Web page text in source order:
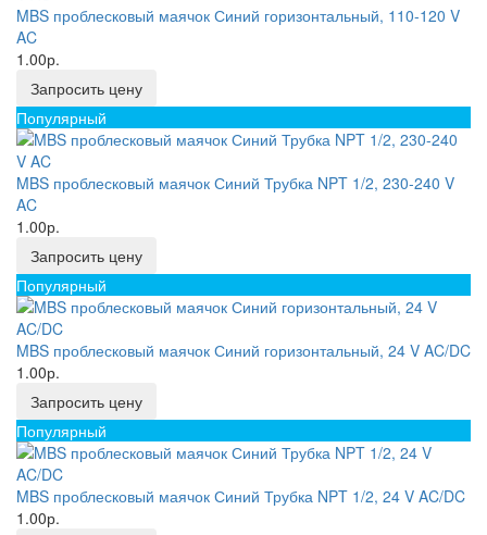
MBS проблесковый маячок Синий горизонтальный, 110-120 V
AC
1.00р.
Запросить цену
Популярный
MBS проблесковый маячок Синий Трубка NPT 1/2, 230-240 V
AC
1.00р.
Запросить цену
Популярный
MBS проблесковый маячок Синий горизонтальный, 24 V AC/DC
1.00р.
Запросить цену
Популярный
MBS проблесковый маячок Синий Трубка NPT 1/2, 24 V AC/DC
1.00р.